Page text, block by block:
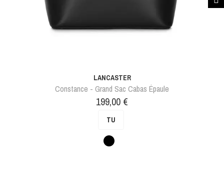
LANCASTER
Constance - Grand Sac Cabas Épaule
Prix
199,00 €
TU
Noir